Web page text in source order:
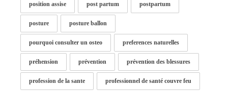
position assise post partum postpartum
posture posture ballon
pourquoi consulter un osteo preferences naturelles
préhension prévention prévention des blessures
profession de la sante professionnel de santé couvre feu